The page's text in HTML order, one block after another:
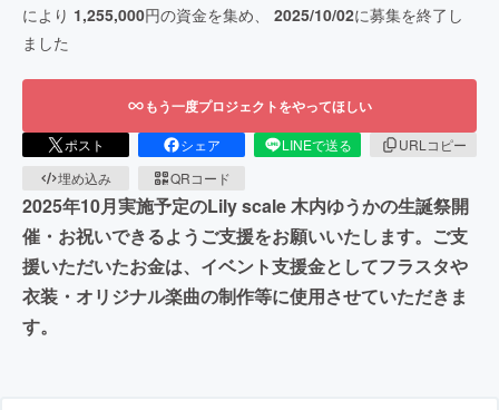
により 1,255,000円の資金を集め、 2025/10/02に募集を終了し
ました
もう一度プロジェクトをやってほしい
ポスト シェア LINEで送る
URLコピー
埋め込み
QRコード
2025年10月実施予定のLily scale 木内ゆうかの生誕祭開
催・お祝いできるようご支援をお願いいたします。ご支
援いただいたお金は、イベント支援金としてフラスタや
衣装・オリジナル楽曲の制作等に使用させていただきま
す。